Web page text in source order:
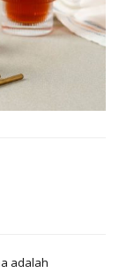
adalah